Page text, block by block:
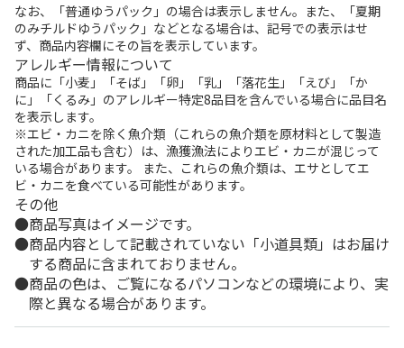
なお、「普通ゆうパック」の場合は表示しません。また、「夏期
のみチルドゆうパック」などとなる場合は、記号での表示はせ
ず、商品内容欄にその旨を表示しています。
アレルギー情報について
商品に「小麦」「そば」「卵」「乳」「落花生」「えび」「か
に」「くるみ」のアレルギー特定8品目を含んでいる場合に品目名
を表示します。
※エビ・カニを除く魚介類（これらの魚介類を原材料として製造
された加工品も含む）は、漁獲漁法によりエビ・カニが混じって
いる場合があります。 また、これらの魚介類は、エサとしてエ
ビ・カニを食べている可能性があります。
その他
商品写真はイメージです。
商品内容として記載されていない「小道具類」はお届け
する商品に含まれておりません。
商品の色は、ご覧になるパソコンなどの環境により、実
際と異なる場合があります。